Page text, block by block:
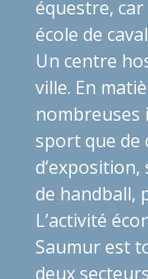
équestre,
école de
Un centre
ville. En
nombreuses
sport que de
de handball,
L’activité
Saumur est
deux